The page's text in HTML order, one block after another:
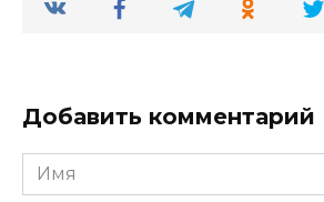
Добавить комментарий
Имя
*